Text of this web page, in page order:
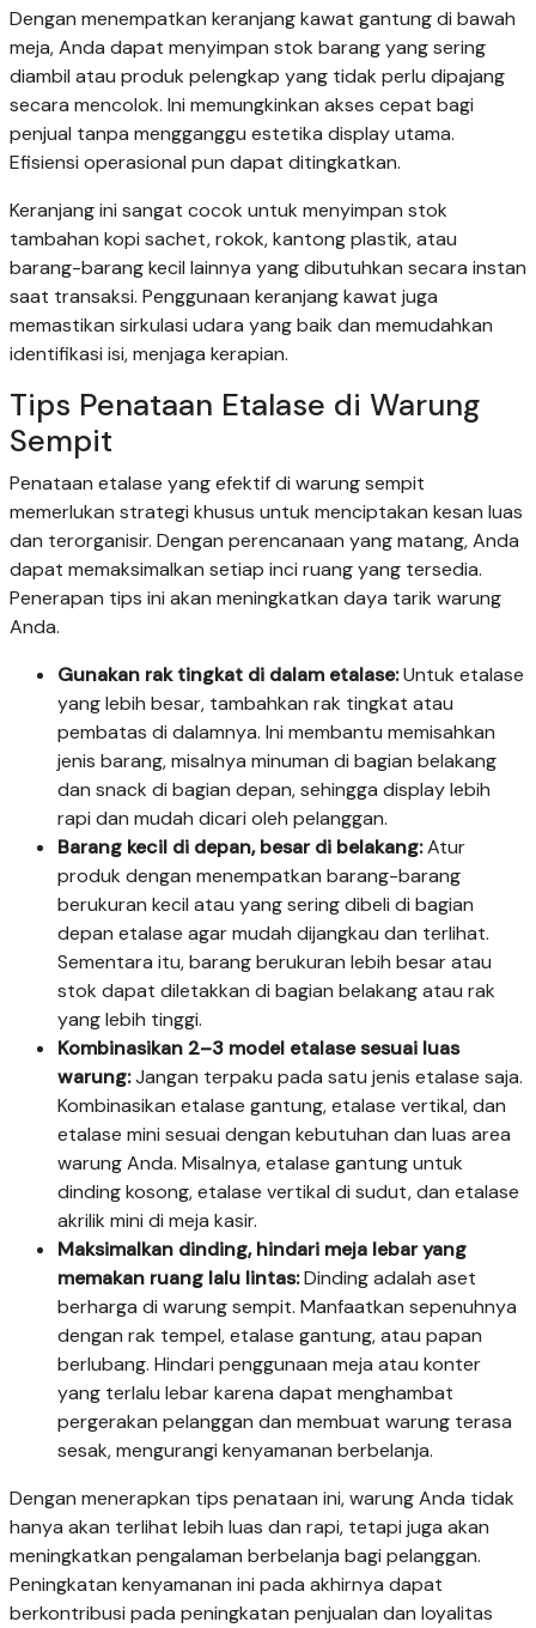
Dengan menempatkan keranjang kawat gantung di bawah
meja, Anda dapat menyimpan stok barang yang sering
diambil atau produk pelengkap yang tidak perlu dipajang
secara mencolok. Ini memungkinkan akses cepat bagi
penjual tanpa mengganggu estetika display utama.
Efisiensi operasional pun dapat ditingkatkan.
Keranjang ini sangat cocok untuk menyimpan stok
tambahan kopi sachet, rokok, kantong plastik, atau
barang-barang kecil lainnya yang dibutuhkan secara instan
saat transaksi. Penggunaan keranjang kawat juga
memastikan sirkulasi udara yang baik dan memudahkan
identifikasi isi, menjaga kerapian.
Tips Penataan Etalase di Warung
Sempit
Penataan etalase yang efektif di warung sempit
memerlukan strategi khusus untuk menciptakan kesan luas
dan terorganisir. Dengan perencanaan yang matang, Anda
dapat memaksimalkan setiap inci ruang yang tersedia.
Penerapan tips ini akan meningkatkan daya tarik warung
Anda.
Gunakan rak tingkat di dalam etalase:Untuk etalase
yang lebih besar, tambahkan rak tingkat atau
pembatas di dalamnya. Ini membantu memisahkan
jenis barang, misalnya minuman di bagian belakang
dan snack di bagian depan, sehingga display lebih
rapi dan mudah dicari oleh pelanggan.
Barang kecil di depan, besar di belakang:Atur
produk dengan menempatkan barang-barang
berukuran kecil atau yang sering dibeli di bagian
depan etalase agar mudah dijangkau dan terlihat.
Sementara itu, barang berukuran lebih besar atau
stok dapat diletakkan di bagian belakang atau rak
yang lebih tinggi.
Kombinasikan 2–3 model etalase sesuai luas
warung:Jangan terpaku pada satu jenis etalase saja.
Kombinasikan etalase gantung, etalase vertikal, dan
etalase mini sesuai dengan kebutuhan dan luas area
warung Anda. Misalnya, etalase gantung untuk
dinding kosong, etalase vertikal di sudut, dan etalase
akrilik mini di meja kasir.
Maksimalkan dinding, hindari meja lebar yang
memakan ruang lalu lintas:Dinding adalah aset
berharga di warung sempit. Manfaatkan sepenuhnya
dengan rak tempel, etalase gantung, atau papan
berlubang. Hindari penggunaan meja atau konter
yang terlalu lebar karena dapat menghambat
pergerakan pelanggan dan membuat warung terasa
sesak, mengurangi kenyamanan berbelanja.
Dengan menerapkan tips penataan ini, warung Anda tidak
hanya akan terlihat lebih luas dan rapi, tetapi juga akan
meningkatkan pengalaman berbelanja bagi pelanggan.
Peningkatan kenyamanan ini pada akhirnya dapat
berkontribusi pada peningkatan penjualan dan loyalitas